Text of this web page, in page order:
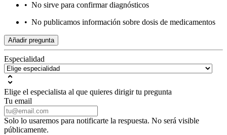
• No sirve para confirmar diagnósticos
• No publicamos información sobre dosis de medicamentos
Añadir pregunta
Especialidad
Elige el especialista al que quieres dirigir tu pregunta
Tu email
Solo lo usaremos para notificarte la respuesta. No será visible
públicamente.